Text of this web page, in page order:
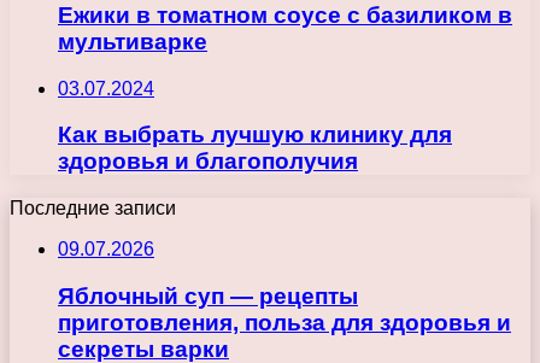
Ежики в томатном соусе с базиликом в
мультиварке
03.07.2024
Как выбрать лучшую клинику для
здоровья и благополучия
Последние записи
09.07.2026
Яблочный суп — рецепты
приготовления, польза для здоровья и
секреты варки